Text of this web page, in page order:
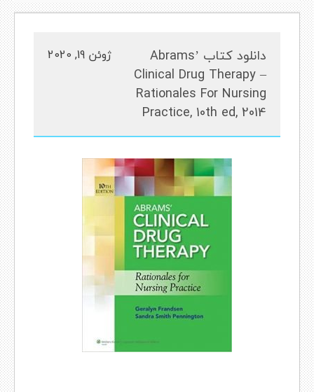
دانلود کتاب Abrams’
Clinical Drug Therapy –
Rationales For Nursing
Practice, 10th ed, 2014
ژوئن 19, 2020